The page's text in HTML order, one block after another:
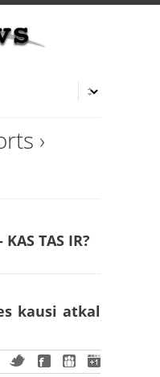
›
TAS IR?
kausi atkal